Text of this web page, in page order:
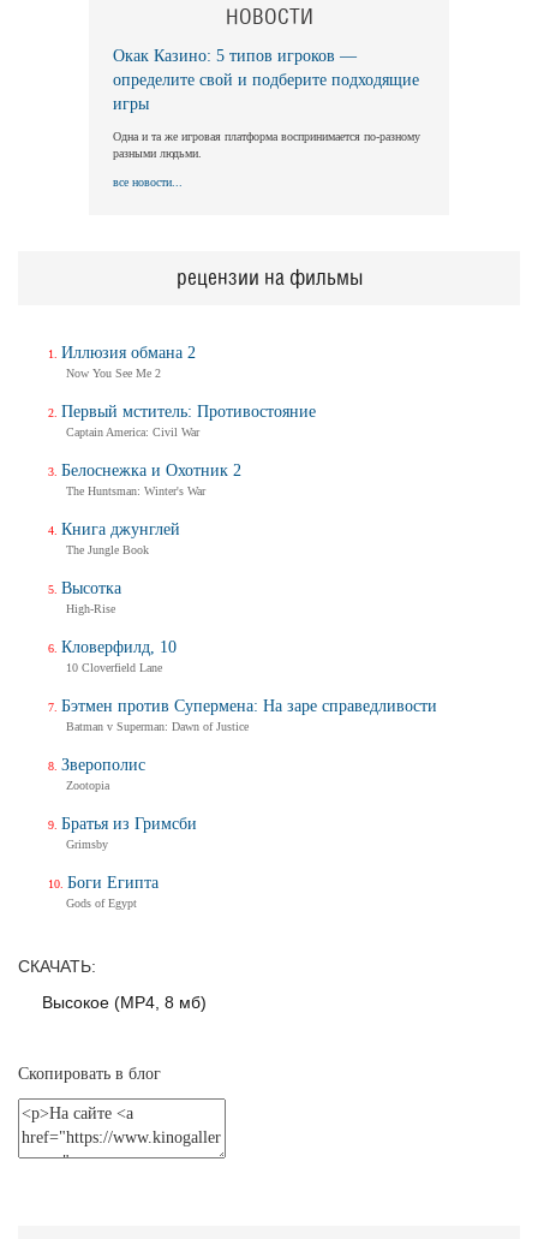
Длинная ночь, короткое утро
Long Nights Short Mornings
Трейлер (на русском)
Трейлер №2
Тизер-трейлер (на русском)
Don't Knock Twice
СКАЧАТЬ:
Высокое (MP4, 8 мб)
Скопировать в блог
НОВОСТИ
Окак Казино: 5 типов игроков —
определите свой и подберите подходящие
игры
Одна и та же игровая платформа воспринимается по-разному
разными людьми.
все новости...
рецензии на фильмы
Иллюзия обмана 2
Now You See Me 2
Первый мститель: Противостояние
Captain America: Civil War
Белоснежка и Охотник 2
The Huntsman: Winter's War
Книга джунглей
The Jungle Book
Высотка
High-Rise
Кловерфилд, 10
10 Cloverfield Lane
Бэтмен против Супермена: На заре справедливости
Batman v Superman: Dawn of Justice
Зверополис
Zootopia
Братья из Гримсби
Grimsby
Боги Египта
Gods of Egypt